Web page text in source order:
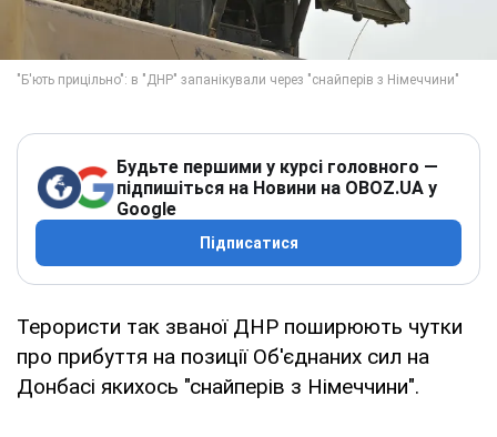
Будьте першими у курсі головного —
підпишіться на Новини на OBOZ.UA у
Google
Підписатися
Терористи так званої ДНР поширюють чутки
про прибуття на позиції Об'єднаних сил на
Донбасі якихось "снайперів з Німеччини".